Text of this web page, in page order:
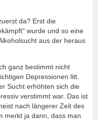
da? Erst die
wurde und so eine
aus der heraus
ganz bestimmt nicht
Depressionen litt.
Sucht erhöhten sich die
verstimmt war. Das ist
nach längerer Zeit des
merkt ja dann, dass man